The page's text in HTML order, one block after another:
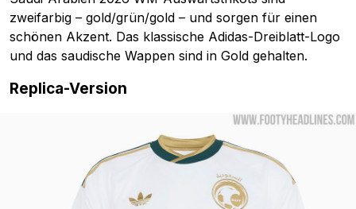
zweifarbig – gold/grün/gold – und sorgen für einen
schönen Akzent. Das klassische Adidas-Dreiblatt-Logo
und das saudische Wappen sind in Gold gehalten.
Replica-Version